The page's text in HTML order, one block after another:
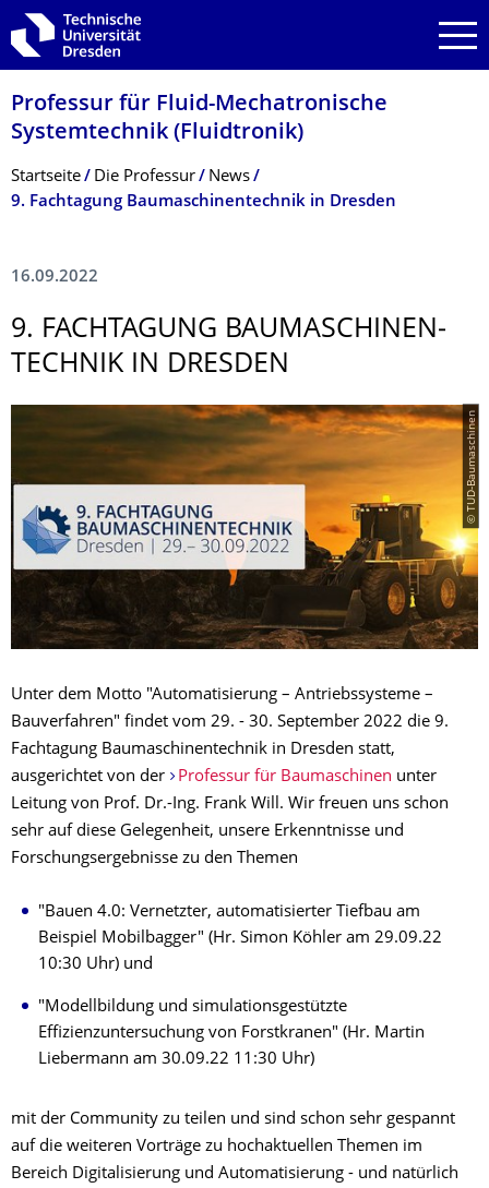
Zur Hauptnavigation springen
Zur Suche springen
Zum Inhalt springen
Professur für Fluid-Mechatronische
Systemtechnik (Fluidtronik)
Breadcrumb-Menü
Startseite Die Professur
News
9. Fachtagung Baumaschinentechnik in Dresden
16.09.2022
9. FACHTAGUNG BAUMASCHINEN­
TECHNIK IN DRESDEN
© TUD-Baumaschinen
Unter dem Motto "Automatisierung – Antriebssysteme –
Bauverfahren" findet vom 29. - 30. September 2022 die 9.
Fachtagung Baumaschinentechnik in Dresden statt,
ausgerichtet von der
Professur für Baumaschinen unter
Leitung von Prof. Dr.-Ing. Frank Will. Wir freuen uns schon
sehr auf diese Gelegenheit, unsere Erkenntnisse und
Forschungsergebnisse zu den Themen
"Bauen 4.0: Vernetzter, automatisierter Tiefbau am
Beispiel Mobilbagger" (Hr. Simon Köhler am 29.09.22
10:30 Uhr) und
"Modellbildung und simulationsgestützte
Effizienzuntersuchung von Forstkranen" (Hr. Martin
Liebermann am 30.09.22 11:30 Uhr)
mit der Community zu teilen und sind schon sehr gespannt
auf die weiteren Vorträge zu hochaktuellen Themen im
Bereich Digitalisierung und Automatisierung - und natürlich